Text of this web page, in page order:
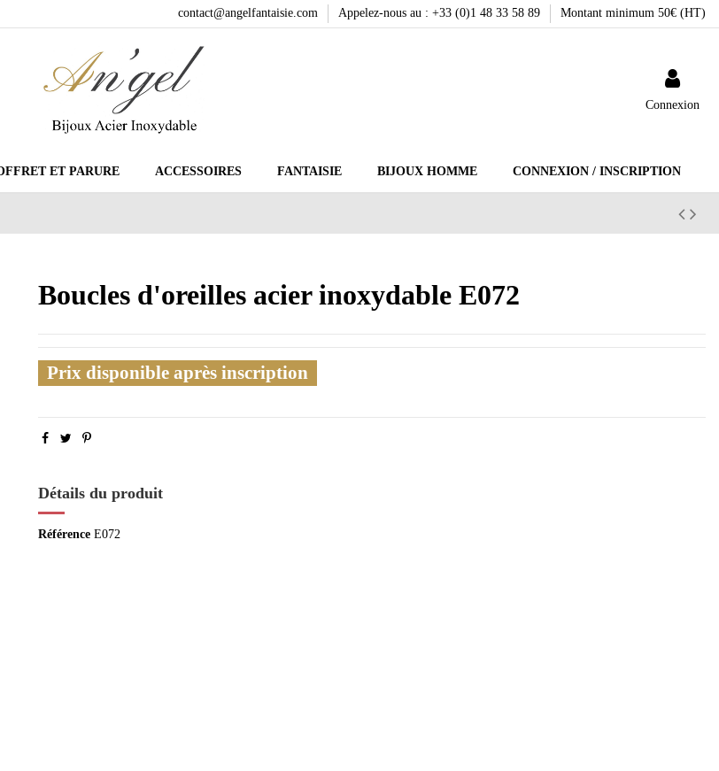
contact@angelfantaisie.com Appelez-nous au : +33 (0)1 48 33 58 89 Montant minimum 50€ (HT)
Connexion
ET PARURE ACCESSOIRES FANTAISIE BIJOUX HOMME CONNEXION / INSCRIPTION
Boucles d'oreilles acier inoxydable E072
Prix disponible après inscription
Détails du produit
Référence E072